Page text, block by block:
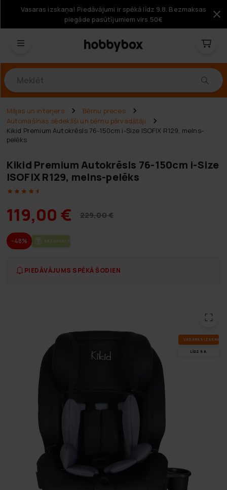
Vasaras izskaņa! Piedāvājumi ir spēkā līdz 9.8. Bezmaksas
piegāde pasūtījumiem virs 50€
Mājas un interjers
Bērnu preces
Automašīnas sēdeklīši un bērnu pārvadātāji
Kikid Premium Autokrēsls 76-150cm i-Size ISOFIX R129, melns-
pelēks
Kikid Premium Autokrēsls 76-150cm i-Size
ISOFIX R129, melns-pelēks
119,00 € 229,00 €
-48% BEZ­MAK­SAS PIE­GĀ­DE
PIEDĀVĀJUMS SPĒKĀ ŠODIEN
VA­SA­RAS IZ­SKA­ŅA
LĪDZ 9.8.